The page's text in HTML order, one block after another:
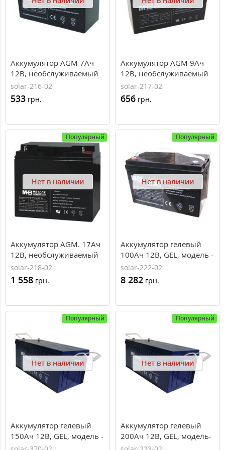
Aккумулятор AGM 7Ач
12В, необслуживаемый
герметичный, модель
MS7-12, MHB battery
solar-216-02
533 грн.
Aккумулятор AGM 9Ач
12В, необслуживаемый
герметичный, модель
MS9-12, MHB battery
solar-217-02
656 грн.
Популярный
Нет в наличии
Аккумулятор AGM. 17Ач
12В, необслуживаемый
герметизированный,
модель-MS17-12, MHB
battery
solar-218-02
1 558 грн.
Популярный
Нет в наличии
Аккумулятор гелевый
100Ач 12В, GEL, модель -
MNG100-12, MHB battery
solar-222-02
8 282 грн.
Популярный
Нет в наличии
Аккумулятор гелевый
150Ач 12В, GEL, модель -
MNG150-12, MHB battery
Популярный
Нет в наличии
Аккумулятор гелевый
200Ач 12В, GEL, модель-
MNG200-12, MHB battery